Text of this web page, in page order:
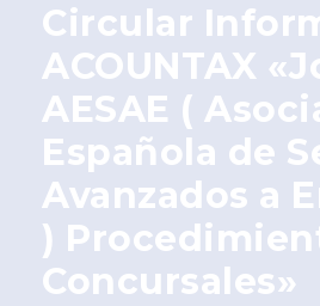
Circular
ACOUNTAX
AESAE (
Española de
Avanzados a
)
Concursales»